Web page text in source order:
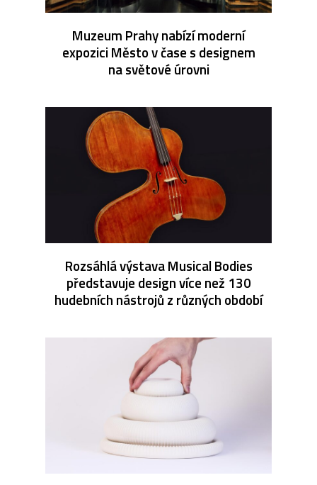
Muzeum Prahy nabízí moderní
expozici Město v čase s designem
na světové úrovni
Rozsáhlá výstava Musical Bodies
představuje design více než 130
hudebních nástrojů z různých období